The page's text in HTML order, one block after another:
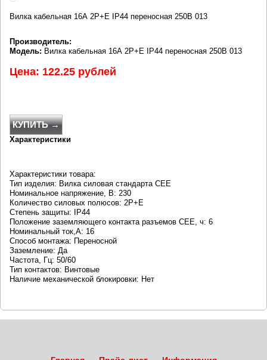
Вилка кабельная 16А 2Р+E IР44 переносная 250В 013
Производитель:
Модель: Вилка кабельная 16А 2Р+E IР44 переносная 250В 013
Цена: 122.25 рублей
КУПИТЬ →
Характеристики
Характеристики товара:
Тип изделия: Вилка силовая стандарта CEE
Номинальное напряжение, В: 230
Количество силовых полюсов: 2P+E
Степень защиты: IP44
Положение заземляющего контакта разъемов CEE, ч: 6
Номинальный ток,А: 16
Способ монтажа: Переносной
Заземление: Да
Частота, Гц: 50/60
Тип контактов: Винтовые
Наличие механической блокировки: Нет